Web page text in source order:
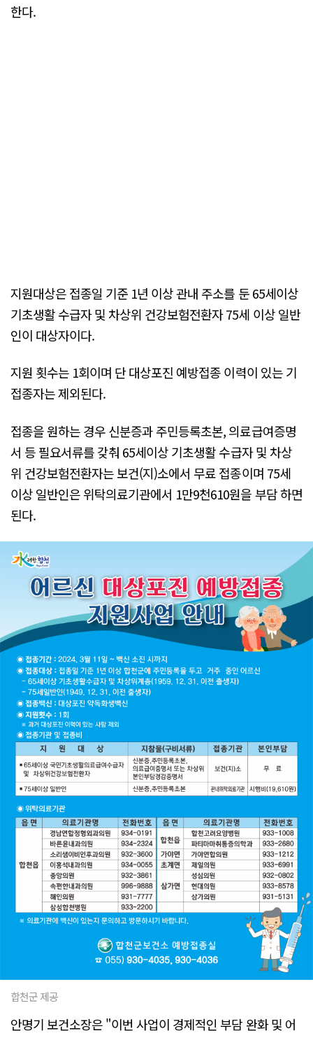
한다.
지원대상은 접종일 기준 1년 이상 관내 주소를 둔 65세이상
기초생활 수급자 및 차상위 건강보험전환자 75세 이상 일반
인이 대상자이다.
지원 횟수는 1회이며 단 대상포진 예방접종 이력이 있는 기
접종자는 제외된다.
접종을 원하는 경우 신분증과 주민등록초본, 의료급여증명
서 등 필요서류를 갖춰 65세이상 기초생활 수급자 및 차상
위 건강보험전환자는 보건(지)소에서 무료 접종이며 75세
이상 일반인은 위탁의료기관에서 1만9천610원을 부담 하면
된다.
합천군 제공
안명기 보건소장은 "이번 사업이 경제적인 부담 완화 및 어